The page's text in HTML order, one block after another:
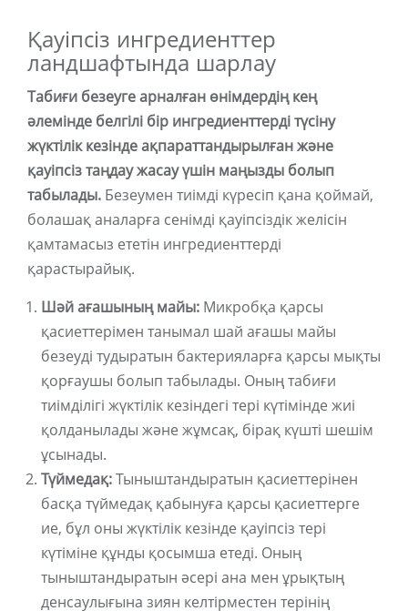
Қауіпсіз ингредиенттер
ландшафтында шарлау
Табиғи безеуге арналған өнімдердің кең
әлемінде белгілі бір ингредиенттерді түсіну
жүктілік кезінде ақпараттандырылған және
қауіпсіз таңдау жасау үшін маңызды болып
табылады. Безеумен тиімді күресіп қана қоймай,
болашақ аналарға сенімді қауіпсіздік желісін
қамтамасыз ететін ингредиенттерді
қарастырайық.
Шәй ағашының майы: Микробқа қарсы
қасиеттерімен танымал шай ағашы майы
безеуді тудыратын бактерияларға қарсы мықты
қорғаушы болып табылады. Оның табиғи
тиімділігі жүктілік кезіндегі тері күтімінде жиі
қолданылады және жұмсақ, бірақ күшті шешім
ұсынады.
Түймедақ:Тыныштандыратын қасиеттерінен
басқа түймедақ қабынуға қарсы қасиеттерге
ие, бұл оны жүктілік кезінде қауіпсіз тері
күтіміне құнды қосымша етеді. Оның
тыныштандыратын әсері ана мен ұрықтың
денсаулығына зиян келтірместен терінің